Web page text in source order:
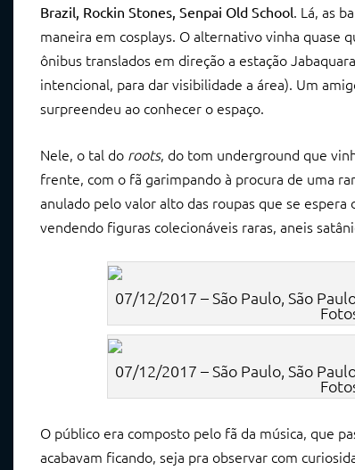
Brazil, Rockin Stones, Senpai Old School. Lá, as
maneira em cosplays. O alternativo vinha quase
ônibus translados em direção a estação
intencional, para dar visibilidade a área). Um
surpreendeu ao conhecer o espaço.
Nele, o tal do roots, do tom underground que
frente, com o fã garimpando à procura de uma
anulado pelo valor alto das roupas que se
vendendo figuras colecionáveis raras, aneis
07/12/2017 – São Paulo, São
07/12/2017 – São Paulo, São
O público era composto pelo fã da música, que
acabavam ficando, seja pra observar com